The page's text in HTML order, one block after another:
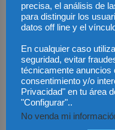
precisa, el análisis de
para distinguir los
datos off line y el
En cualquier caso
seguridad, evitar
técnicamente anuncios
consentimiento y/o
Privacidad" en tu área
"Configurar"..
No venda mi